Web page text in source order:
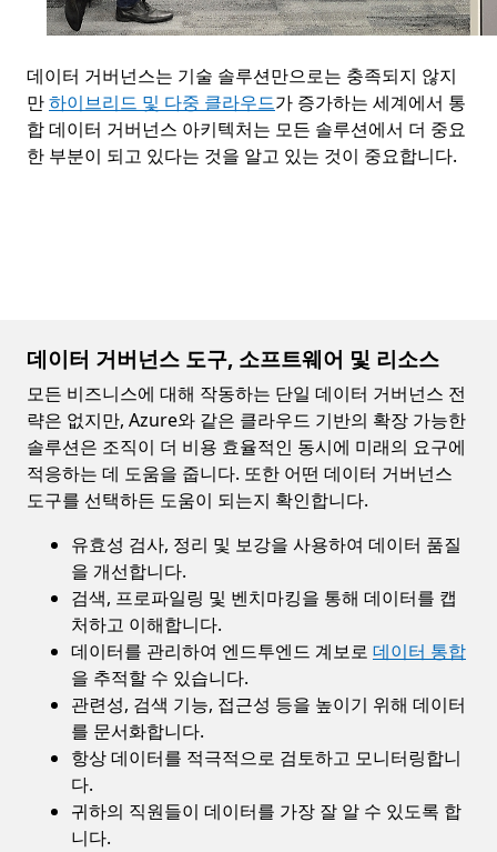
데이터 거버넌스 정의
데이터 거버넌스는 기술 솔루션만으로는 충족되지 않지
만하이브리드 및 다중 클라우드가 증가하는 세계에서 통
합 데이터 거버넌스 아키텍처는 모든 솔루션에서 더 중요
한 부분이 되고 있다는 것을 알고 있는 것이 중요합니다.
데이터 거버넌스 도구, 소프트웨어 및 리소스
모든 비즈니스에 대해 작동하는 단일 데이터 거버넌스 전
략은 없지만, Azure와 같은 클라우드 기반의 확장 가능한
솔루션은 조직이 더 비용 효율적인 동시에 미래의 요구에
적응하는 데 도움을 줍니다. 또한 어떤 데이터 거버넌스
도구를 선택하든 도움이 되는지 확인합니다.
유효성 검사, 정리 및 보강을 사용하여 데이터 품질
을 개선합니다.
검색, 프로파일링 및 벤치마킹을 통해 데이터를 캡
처하고 이해합니다.
데이터를 관리하여 엔드투엔드 계보로 데이터 통합
을 추적할 수 있습니다.
관련성, 검색 기능, 접근성 등을 높이기 위해 데이터
를 문서화합니다.
항상 데이터를 적극적으로 검토하고 모니터링합니
다.
귀하의 직원들이 데이터를 가장 잘 알 수 있도록 합
니다.